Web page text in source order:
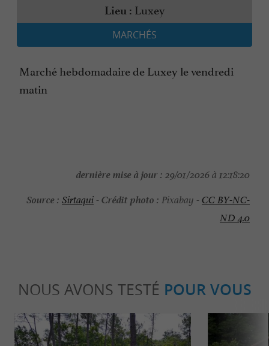
Lieu : Luxey
MARCHÉS
Marché hebdomadaire de Luxey le vendredi
matin
dernière mise à jour : 29/01/2026 à 12:18:20
Source : Sirtaqui-Crédit photo : Pixabay -CC BY-NC-
ND 4.0
NOUS AVONS TESTÉ POUR VOUS